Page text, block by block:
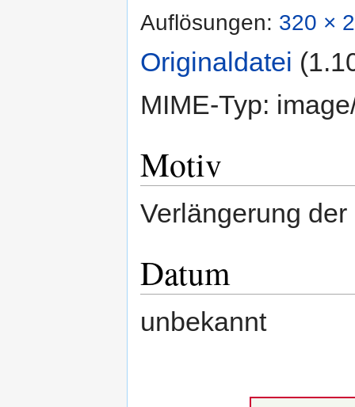
Auflösungen: 320 ×
Originaldatei
MIME-Typ:
Motiv
Verlängerung der
Datum
unbekannt